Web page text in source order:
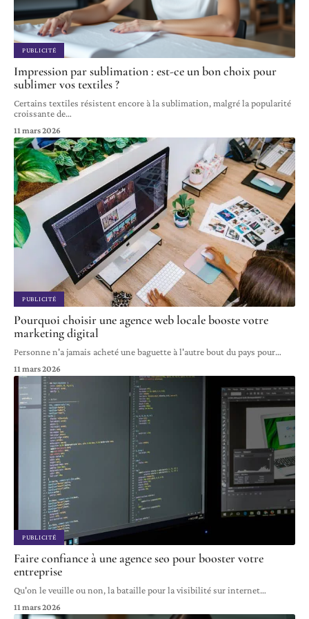
PUBLICITÉ
Impression par sublimation : est-ce un bon choix pour
sublimer vos textiles ?
Certains textiles résistent encore à la sublimation, malgré la popularité
croissante de…
11 mars 2026
PUBLICITÉ
Pourquoi choisir une agence web locale booste votre
marketing digital
Personne n'a jamais acheté une baguette à l'autre bout du pays pour…
11 mars 2026
PUBLICITÉ
Faire confiance à une agence seo pour booster votre
entreprise
Qu'on le veuille ou non, la bataille pour la visibilité sur internet…
11 mars 2026